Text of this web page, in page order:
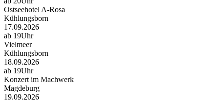
Ostseehotel A-Rosa
Kühlungsborn
17.09.2026
ab 19Uhr
Vielmeer
Kühlungsborn
18.09.2026
ab 19Uhr
Konzert im Machwerk
Magdeburg
19.09.2026